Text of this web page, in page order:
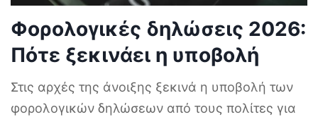
Φορολογικές δηλώσεις 2026:
Πότε ξεκινάει η υποβολή
Στις αρχές της άνοιξης ξεκινά η υποβολή των
φορολογικών δηλώσεων από τους πολίτες για